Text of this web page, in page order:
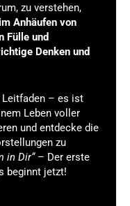
zu verstehen,
Anhäufen von
Fülle und
Denken und
Leitfaden – es ist
Leben voller
und entdecke die
zu
in Dir“– Der erste
beginnt jetzt!